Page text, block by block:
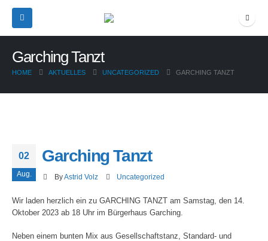
Garching Tanzt
HOME AKTUELLES UNCATEGORIZED GARCHING TANZT
02
Aug.
Garching Tanzt
ByAstrid Volz Uncategorized
Wir laden herzlich ein zu GARCHING TANZT am Samstag, den 14.
Oktober 2023 ab 18 Uhr im Bürgerhaus Garching.
Neben einem bunten Mix aus Gesellschaftstanz, Standard- und